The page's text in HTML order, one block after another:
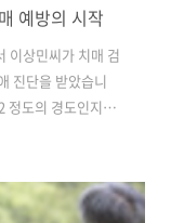
예방의 시작
이상민씨가 치매 검
진단을 받았습니
정도의 경도인지장
한다. 치료하면
장애와 치매: 인지
과 브라질너트의 효